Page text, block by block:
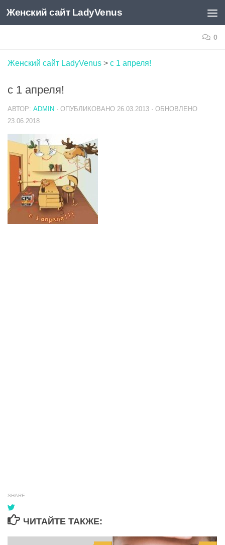
Skip to content
Женский сайт LadyVenus
0
Женский сайт LadyVenus > с 1 апреля!
с 1 апреля!
АВТОР: ADMIN · ОПУБЛИКОВАНО 26.03.2013 · ОБНОВЛЕНО
23.06.2018
SHARE
ЧИТАЙТЕ ТАКЖЕ: